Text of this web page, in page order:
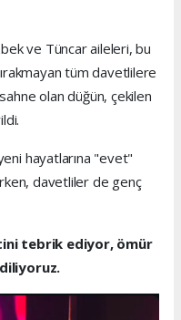
ve Tüncar aileleri, bu
tüm davetlilere
olan düğün, çekilen
hayatlarına "evet"
davetliler de genç
tebrik ediyor, ömür